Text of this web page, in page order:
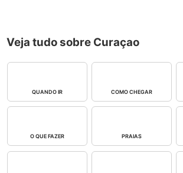
Veja tudo sobre Curaçao
QUANDO IR COMO CHEGAR
O QUE FAZER PRAIAS